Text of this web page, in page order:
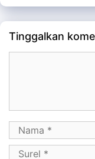
Tinggalkan
Nama
Surel